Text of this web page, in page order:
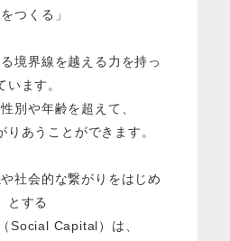
つくる」
境界線を越える力を持っ
います。
別や年齢を超えて、
りあうことができます。
社会的な繋がりをはじめ
とする
Social Capital）は、